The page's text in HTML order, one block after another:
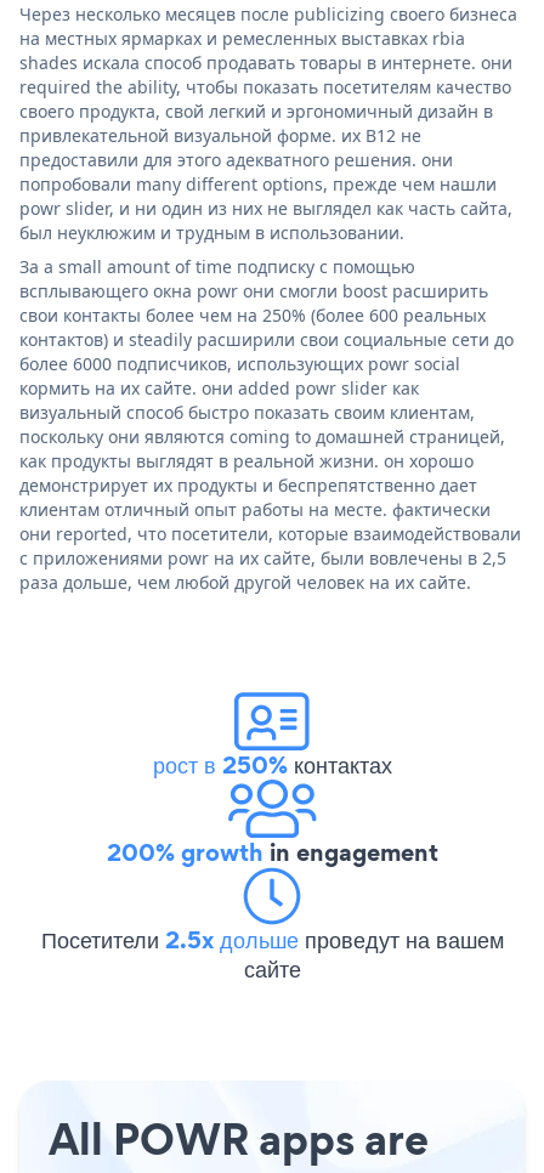
Через несколько месяцев после publicizing своего бизнеса
на местных ярмарках и ремесленных выставках rbia
shades искала способ продавать товары в интернете. они
required the ability, чтобы показать посетителям качество
своего продукта, свой легкий и эргономичный дизайн в
привлекательной визуальной форме. их B12 не
предоставили для этого адекватного решения. они
попробовали many different options, прежде чем нашли
powr slider, и ни один из них не выглядел как часть сайта,
был неуклюжим и трудным в использовании.
За a small amount of time подписку с помощью
всплывающего окна powr они смогли boost расширить
свои контакты более чем на 250% (более 600 реальных
контактов) и steadily расширили свои социальные сети до
более 6000 подписчиков, использующих powr social
кормить на их сайте. они added powr slider как
визуальный способ быстро показать своим клиентам,
поскольку они являются coming to домашней страницей,
как продукты выглядят в реальной жизни. он хорошо
демонстрирует их продукты и беспрепятственно дает
клиентам отличный опыт работы на месте. фактически
они reported, что посетители, которые взаимодействовали
с приложениями powr на их сайте, были вовлечены в 2,5
раза дольше, чем любой другой человек на их сайте.
рост в 250%контактах
200% growth in engagement
Посетители 2.5x дольше проведут на вашем
сайте
All POWR apps are